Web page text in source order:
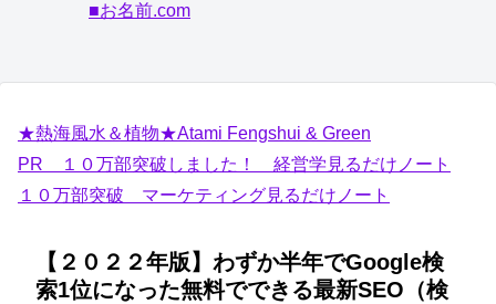
■お名前.com
★熱海風水＆植物★Atami Fengshui & Green
PR １０万部突破しました！ 経営学見るだけノート
１０万部突破 マーケティング見るだけノート
【２０２２年版】わずか半年でGoogle検
索1位になった無料でできる最新SEO（検